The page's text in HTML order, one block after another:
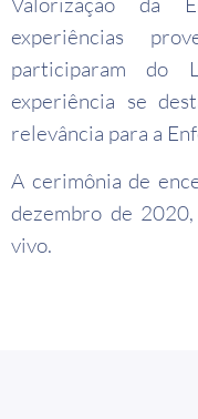
experiências
participaram do
experiência se
relevância para a
A cerimônia de
dezembro de
vivo.